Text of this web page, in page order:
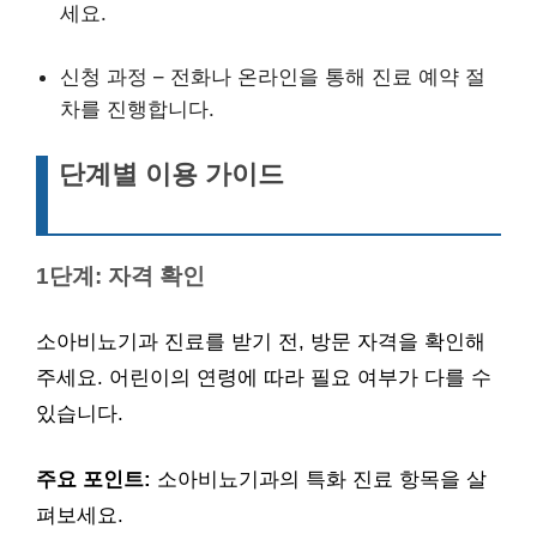
세요.
신청 과정 – 전화나 온라인을 통해 진료 예약 절
차를 진행합니다.
단계별 이용 가이드
1단계: 자격 확인
소아비뇨기과 진료를 받기 전, 방문 자격을 확인해
주세요. 어린이의 연령에 따라 필요 여부가 다를 수
있습니다.
주요 포인트: 소아비뇨기과의 특화 진료 항목을 살
펴보세요.